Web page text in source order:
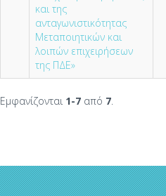
και της
ανταγωνιστικότητας
Μεταποιητικών και
λοιπών επιχειρήσεων
της ΠΔΕ»
Εμφανίζονται 1-7 από 7.